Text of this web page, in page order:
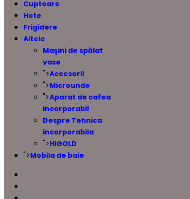
Cuptoare
Hote
Frigidere
Altele
Maşini de spălat
vase
">Accesorii
">Microunde
">Aparat de cafea
incorporabil
Despre Tehnica
incorporabila
">HIGOLD
">Mobila de baie